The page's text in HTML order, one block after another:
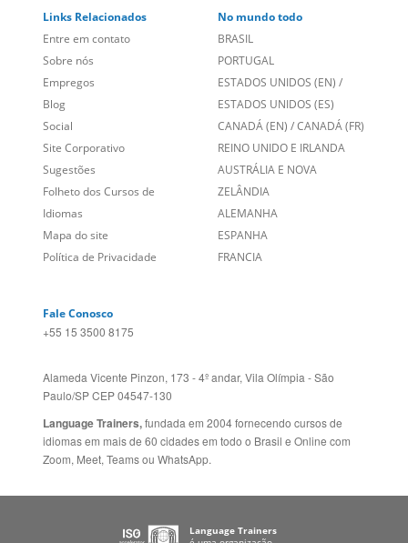
Links Relacionados
Entre em contato
Sobre nós
Empregos
Blog
Social
Site Corporativo
Sugestões
Mapa do site
No mundo todo
BRASIL
PORTUGAL
ESTADOS UNIDOS (EN)
ESTADOS UNIDOS (ES)
CANADÁ (EN)
REINO UNIDO E IRLANDA
AUSTRÁLIA E NOVA
Fale Conosco
+55 15 3500 8175
Alameda Vicente Pinzon, 173 - 4º andar, Vila Olímpia - São
idiomas em mais de 60 cidades em todo o Brasil e Online com